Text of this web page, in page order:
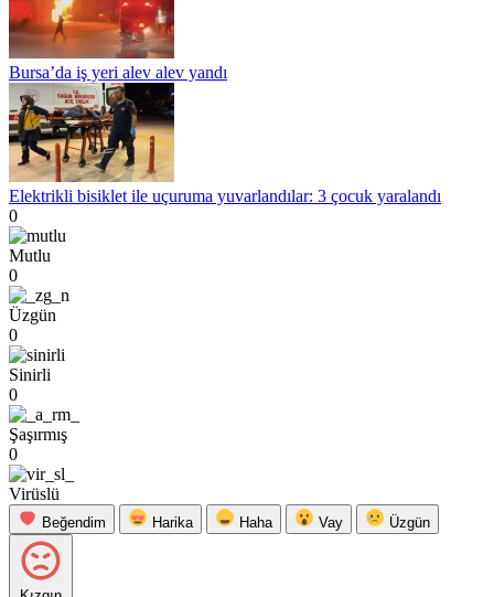
Bursa’da iş yeri alev alev yandı
Elektrikli bisiklet ile uçuruma yuvarlandılar: 3 çocuk yaralandı
0
Mutlu
0
Üzgün
0
Sinirli
0
Şaşırmış
0
Virüslü
Beğendim Harika Haha Vay Üzgün